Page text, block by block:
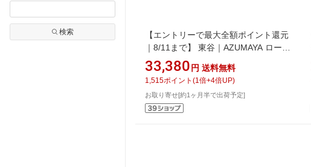
検索
【エントリーで最大全額ポイント還元
｜8/11まで】 東谷｜AZUMAYA ローボ
ード ティンバー ※〜52V型対応
（W120×D40×H45cm） PM-305 ブラ
ウン
33,380 円 送料無料
1,515ポイント (1 倍+4倍UP)
お取り寄せ[約1ヶ月半で出荷予定]